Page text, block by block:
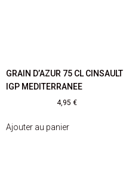
GRAIN D’AZUR 75 CL CINSAULT
IGP MEDITERRANEE
4,95 €
Ajouter au panier